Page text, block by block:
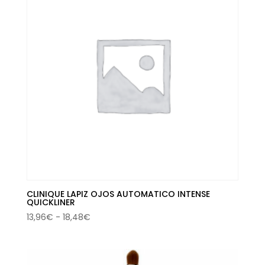
CLINIQUE LAPIZ OJOS AUTOMATICO INTENSE
QUICKLINER
13,96€ - 18,48€Rango